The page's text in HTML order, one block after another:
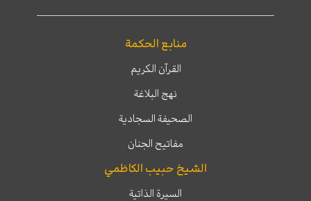
منابع الحكمة
القرآن الكريم
نهج البلاغة
الصحيفة السجادية
مفاتيح الجنان
الشيخ حبيب الكاظمي
السيرة الذاتية